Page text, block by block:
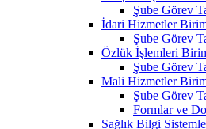
Şube Görev
İdari Hizmetler
Şube Görev
Özlük İşlemleri
Şube Görev
Mali Hizmetler
Şube Görev
Formlar ve
Sağlık Bilgi